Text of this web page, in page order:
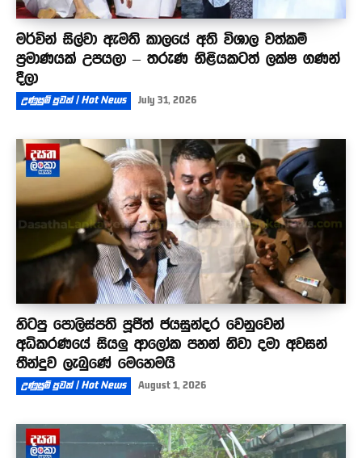
මර්වින් සිල්වා ඇමති කාලයේ අති විශාල වත්කම්
ප්‍රමාණයක් උපයලා – තරුණ නිළියකටත් ලක්ෂ ගණන්
දීලා
උණුසුම් පුවත් | Hot News July 31, 2026
හිටපු පොලිස්පති පූජිත් ජයසුන්දර වෙනුවෙන්
අධිකරණයේ සියලු ආලෝක පහන් නිවා දමා අවසන්
තීන්දුව ලැබුණේ මෙහෙමයි
උණුසුම් පුවත් | Hot News August 1, 2026